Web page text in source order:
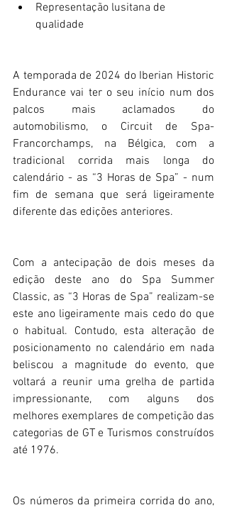
Representação lusitana de
qualidade
A temporada de 2024 do Iberian Historic
Endurance vai ter o seu início num dos
palcos mais aclamados do
automobilismo, o Circuit de Spa-
Francorchamps, na Bélgica, com a
tradicional corrida mais longa do
calendário - as “3 Horas de Spa” - num
fim de semana que será ligeiramente
diferente das edições anteriores.
Com a antecipação de dois meses da
edição deste ano do Spa Summer
Classic, as “3 Horas de Spa” realizam-se
este ano ligeiramente mais cedo do que
o habitual. Contudo, esta alteração de
posicionamento no calendário em nada
beliscou a magnitude do evento, que
voltará a reunir uma grelha de partida
impressionante, com alguns dos
melhores exemplares de competição das
categorias de GT e Turismos construídos
até 1976.
Os números da primeira corrida do ano,